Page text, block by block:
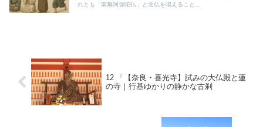
れとも「南無阿弥陀仏」と念仏を唱えること...
12 「【奈良・喜光寺】試みの大仏殿と蓮
の寺｜行基ゆかりの静かな古刹